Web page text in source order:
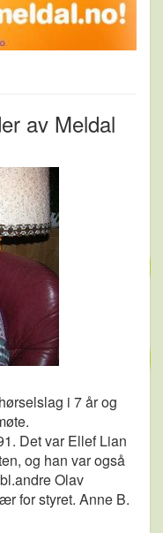
av Meldal
i 7 år og
Det var Ellef Lian
og han var også
Olav
for styret. Anne B.